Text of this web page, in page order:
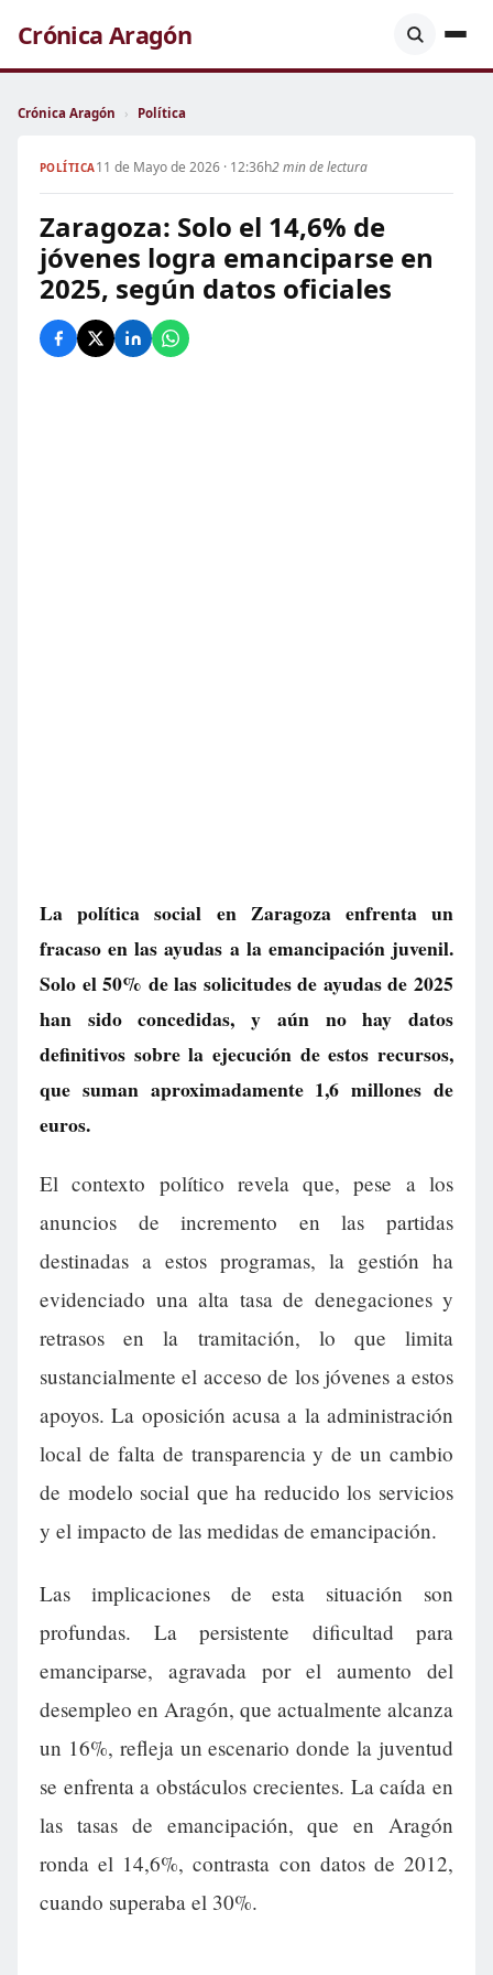
Crónica Aragón
Crónica Aragón › Política
POLÍTICA11 de Mayo de 2026 · 12:36h2 min de lectura
Zaragoza: Solo el 14,6% de
jóvenes logra emanciparse en
2025, según datos oficiales
La política social en Zaragoza enfrenta un
fracaso en las ayudas a la emancipación juvenil.
Solo el 50% de las solicitudes de ayudas de 2025
han sido concedidas, y aún no hay datos
definitivos sobre la ejecución de estos recursos,
que suman aproximadamente 1,6 millones de
euros.
El contexto político revela que, pese a los
anuncios de incremento en las partidas
destinadas a estos programas, la gestión ha
evidenciado una alta tasa de denegaciones y
retrasos en la tramitación, lo que limita
sustancialmente el acceso de los jóvenes a estos
apoyos. La oposición acusa a la administración
local de falta de transparencia y de un cambio
de modelo social que ha reducido los servicios
y el impacto de las medidas de emancipación.
Las implicaciones de esta situación son
profundas. La persistente dificultad para
emanciparse, agravada por el aumento del
desempleo en Aragón, que actualmente alcanza
un 16%, refleja un escenario donde la juventud
se enfrenta a obstáculos crecientes. La caída en
las tasas de emancipación, que en Aragón
ronda el 14,6%, contrasta con datos de 2012,
cuando superaba el 30%.